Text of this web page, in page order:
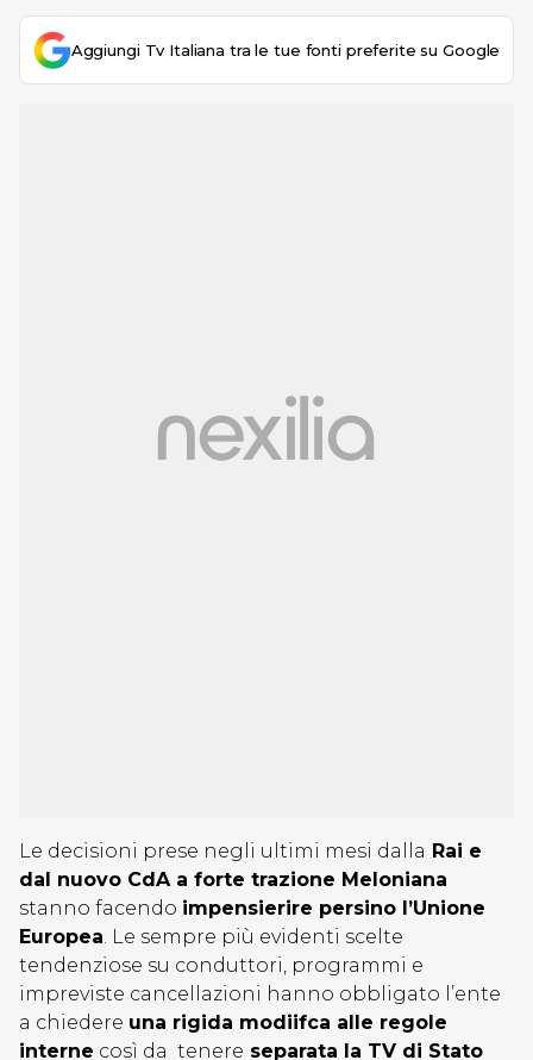
Aggiungi Tv Italiana tra le tue fonti preferite su Google
Le decisioni prese negli ultimi mesi dalla Rai e
dal nuovo CdA a forte trazione Meloniana
stanno facendo impensierire persino l’Unione
Europea. Le sempre più evidenti scelte
tendenziose su conduttori, programmi e
impreviste cancellazioni hanno obbligato l’ente
a chiedere una rigida modiifca alle regole
interne così da tenere separata la TV di Stato